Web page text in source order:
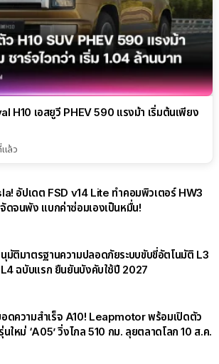
H10 เอสยูวี PHEV 590 แรงม้า เริ่มต้นเพียง
ล้ว
อัปเดต FSD v14 Lite ทำคอมพิวเตอร์ HW3
ดจนพัง แบกค่าซ่อมเองเป็นหมื่น!
มัติมาตรฐานความปลอดภัยระบบขับขี่อัตโนมัติ L3
L4 ฉบับแรก ยืนยันบังคับใช้ปี 2027
ดความสำเร็จ A10! Leapmotor พร้อมเปิดตัว
นใหม่ ‘A05’ วิ่งไกล 510 กม. ลุยตลาดโลก 10 ส.ค.